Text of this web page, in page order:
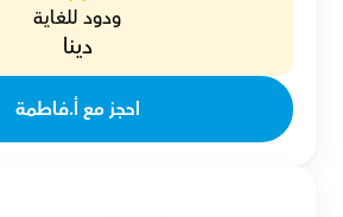
ودود للغاية
دينا
احجز مع أ.فاطمة